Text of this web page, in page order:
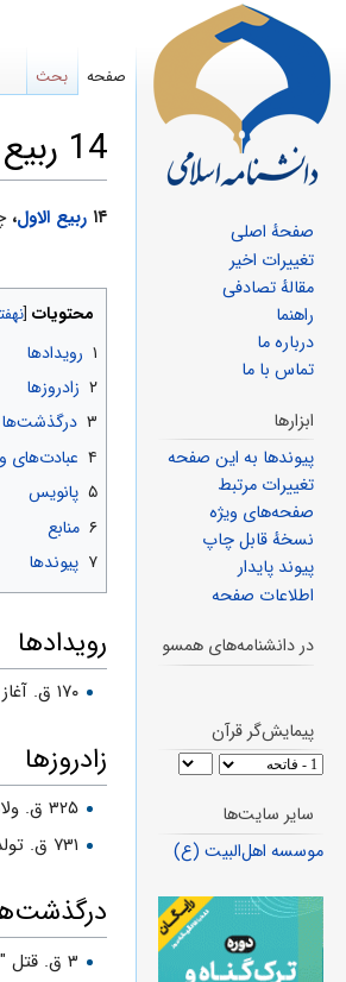
14 ربیع الاول
پرش
ناوبری
پرش
جستجو
۱۴ ربیع الاول،
محتویات
۱ رویدادها
۲ زادروزها
۳ درگذشت‌ها
۴ عبادت‌های
۵ پانویس
۶ منابع
۷ پیوندها
رویدادها
۱۷۰ ق. آغاز خلافت "
زادروزها
۳۲۵ ق. ولادت "
۷۳۱ ق. تولد "
۳ ق. قتل "کعب بن اشرف" شاعر مفسد
صفحه بحث
صفحهٔ اصلی
تغییرات اخیر
مقالهٔ تصادفی
راهنما
درباره ما
تماس با ما
ابزارها
پیوندها به این صفحه
تغییرات مرتبط
صفحه‌های ویژه
نسخهٔ قابل چاپ
پیوند پایدار
اطلاعات صفحه
در دانشنامه‌های همسو
پیمایش‌گر قرآن
سایر سایت‌ها
موسسه اهل‌البیت (ع)